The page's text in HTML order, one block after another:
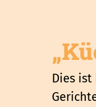
Dies ist